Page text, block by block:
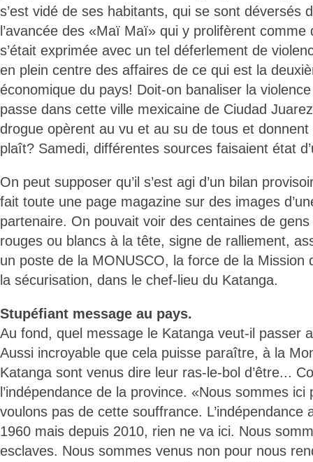
s’est vidé de ses habitants, qui se sont déversés
l’avancée des «Maï Maï» qui y prolifèrent
s’était exprimée avec un tel déferlement de
en plein centre des affaires de ce qui est la
économique du pays! Doit-on banaliser la
passe dans cette ville mexicaine de Ciudad
drogue opèrent au vu et au su de tous et
plaît? Samedi, différentes sources faisaient état
On peut supposer qu’il s’est agi d’un bilan
fait toute une page magazine sur des images
partenaire. On pouvait voir des centaines de
rouges ou blancs à la tête, signe de ralliement,
un poste de la MONUSCO, la force de la Mission
la sécurisation, dans le chef-lieu du Katanga.
Stupéfiant message au pays.
Au fond, quel message le Katanga veut-il passer
Aussi incroyable que cela puisse paraître, à la
Katanga sont venus dire leur ras-le-bol d’être...
l’indépendance de la province. «Nous sommes ici
voulons pas de cette souffrance. L’indépendance
1960 mais depuis 2010, rien ne va ici. Nous
esclaves. Nous sommes venus non pour nous